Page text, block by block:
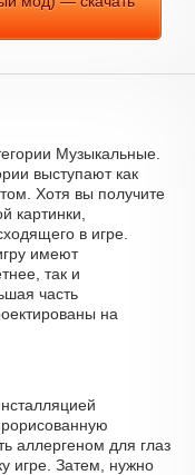
Музыкальные.
выступают как
Хотя вы получите
картинки,
в игре.
имеют
так и
часть
на
аллергеном для глаз
игре. Затем, нужно